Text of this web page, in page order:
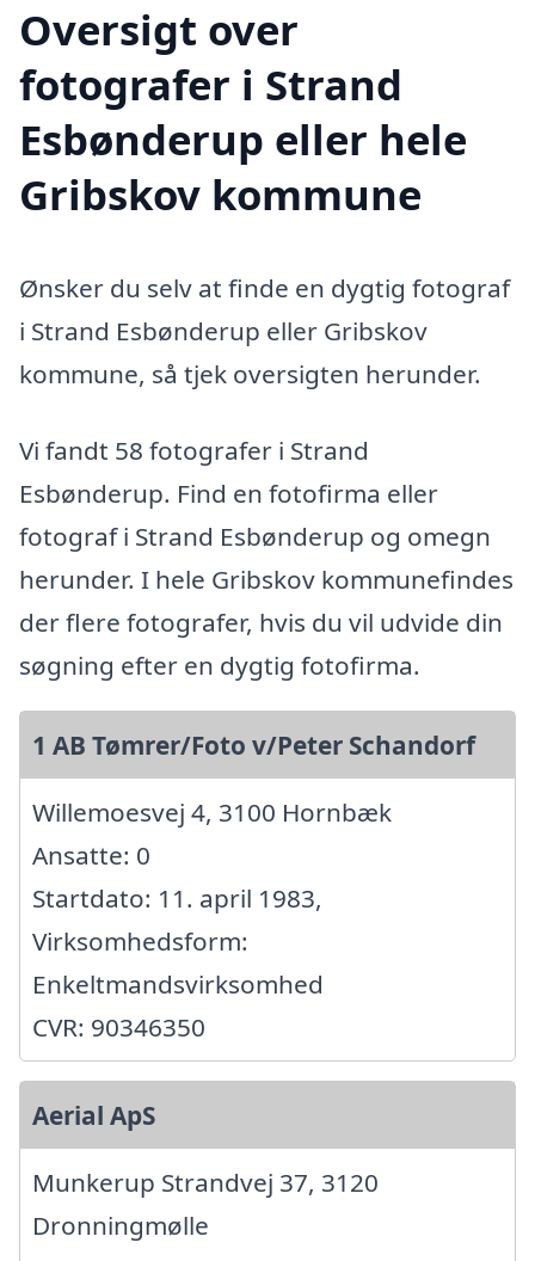
Oversigt over
fotografer i Strand
Esbønderup eller hele
Gribskov kommune
Ønsker du selv at finde en dygtig fotograf
i Strand Esbønderup eller Gribskov
kommune, så tjek oversigten herunder.
Vi fandt 58 fotografer i Strand
Esbønderup. Find en fotofirma eller
fotograf i Strand Esbønderup og omegn
herunder. I hele Gribskov kommunefindes
der flere fotografer, hvis du vil udvide din
søgning efter en dygtig fotofirma.
1 AB Tømrer/Foto v/Peter Schandorf
Willemoesvej 4, 3100 Hornbæk
Ansatte: 0
Startdato: 11. april 1983,
Virksomhedsform:
Enkeltmandsvirksomhed
CVR: 90346350
Aerial ApS
Munkerup Strandvej 37, 3120
Dronningmølle